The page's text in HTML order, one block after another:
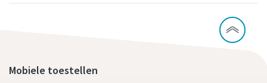
Mobiele toestellen